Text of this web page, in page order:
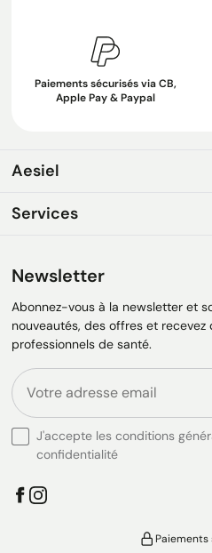
Paiements sécurisés via CB,
Apple Pay & Paypal
Aesiel
Services
Newsletter
Abonnez-vous à la newsletter et
nouveautés, des offres et recevez
professionnels de santé.
J'accepte les conditions
confidentialité
Paiements